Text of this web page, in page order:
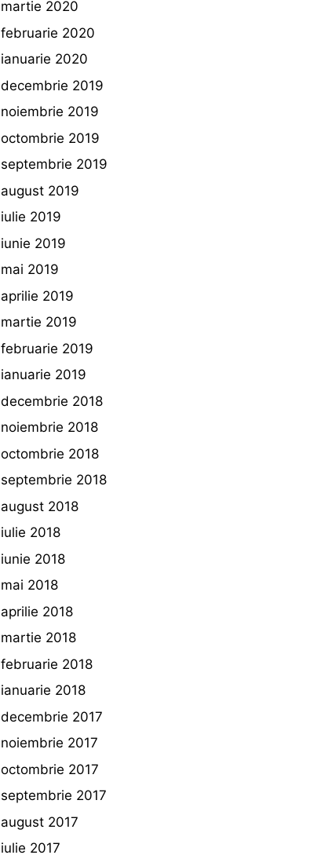
martie 2020
februarie 2020
ianuarie 2020
decembrie 2019
noiembrie 2019
octombrie 2019
septembrie 2019
august 2019
iulie 2019
iunie 2019
mai 2019
aprilie 2019
martie 2019
februarie 2019
ianuarie 2019
decembrie 2018
noiembrie 2018
octombrie 2018
septembrie 2018
august 2018
iulie 2018
iunie 2018
mai 2018
aprilie 2018
martie 2018
februarie 2018
ianuarie 2018
decembrie 2017
noiembrie 2017
octombrie 2017
septembrie 2017
august 2017
iulie 2017